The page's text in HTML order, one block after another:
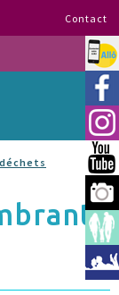
Contact
Allo